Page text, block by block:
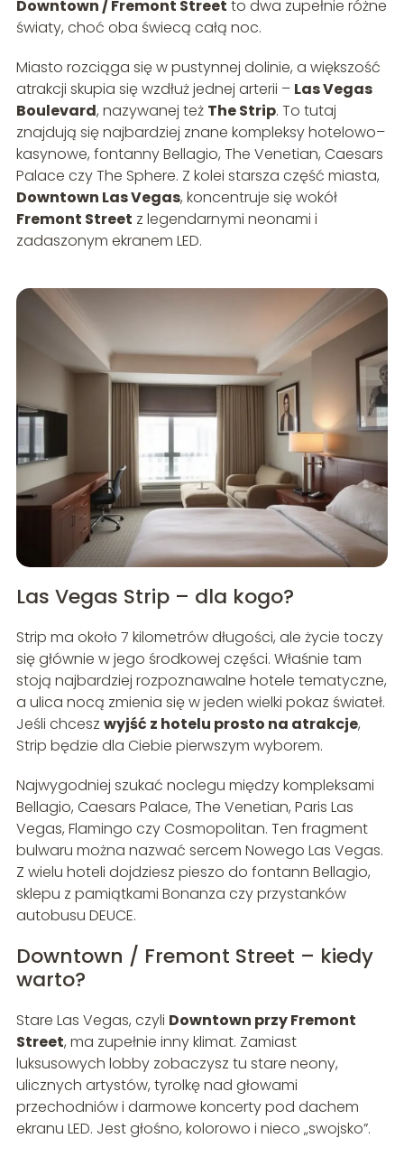
Downtown / Fremont Street to dwa zupełnie różne
światy, choć oba świecą całą noc.
Miasto rozciąga się w pustynnej dolinie, a większość
atrakcji skupia się wzdłuż jednej arterii – Las Vegas
Boulevard, nazywanej też The Strip. To tutaj
znajdują się najbardziej znane kompleksy hotelowo–
kasynowe, fontanny Bellagio, The Venetian, Caesars
Palace czy The Sphere. Z kolei starsza część miasta,
Downtown Las Vegas, koncentruje się wokół
Fremont Street z legendarnymi neonami i
zadaszonym ekranem LED.
Las Vegas Strip – dla kogo?
Strip ma około 7 kilometrów długości, ale życie toczy
się głównie w jego środkowej części. Właśnie tam
stoją najbardziej rozpoznawalne hotele tematyczne,
a ulica nocą zmienia się w jeden wielki pokaz świateł.
Jeśli chcesz wyjść z hotelu prosto na atrakcje,
Strip będzie dla Ciebie pierwszym wyborem.
Najwygodniej szukać noclegu między kompleksami
Bellagio, Caesars Palace, The Venetian, Paris Las
Vegas, Flamingo czy Cosmopolitan. Ten fragment
bulwaru można nazwać sercem Nowego Las Vegas.
Z wielu hoteli dojdziesz pieszo do fontann Bellagio,
sklepu z pamiątkami Bonanza czy przystanków
autobusu DEUCE.
Downtown / Fremont Street – kiedy
warto?
Stare Las Vegas, czyli Downtown przy Fremont
Street, ma zupełnie inny klimat. Zamiast
luksusowych lobby zobaczysz tu stare neony,
ulicznych artystów, tyrolkę nad głowami
przechodniów i darmowe koncerty pod dachem
ekranu LED. Jest głośno, kolorowo i nieco „swojsko”.